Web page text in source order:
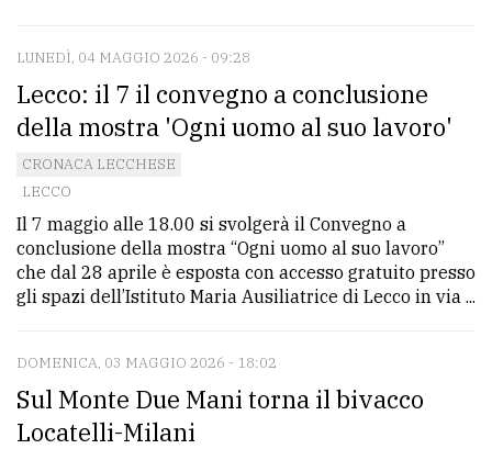
LUNEDÌ, 04 MAGGIO 2026 - 09:28
Lecco: il 7 il convegno a conclusione
della mostra 'Ogni uomo al suo lavoro'
CRONACA LECCHESE
LECCO
Il 7 maggio alle 18.00 si svolgerà il Convegno a
conclusione della mostra “Ogni uomo al suo lavoro”
che dal 28 aprile è esposta con accesso gratuito presso
gli spazi dell’Istituto Maria Ausiliatrice di Lecco in via ...
DOMENICA, 03 MAGGIO 2026 - 18:02
Sul Monte Due Mani torna il bivacco
Locatelli-Milani